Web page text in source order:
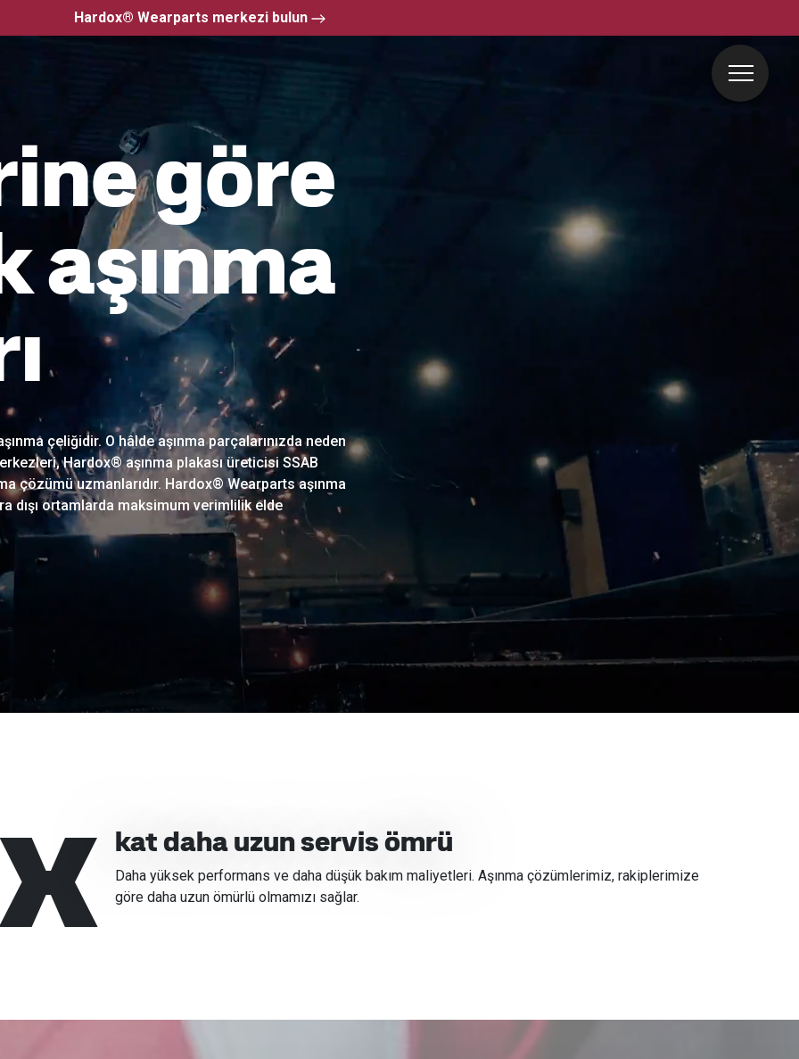
Hardox® Wearparts merkezi bulun
göre
aşınma
çeliğidir. O hâlde aşınma parçalarınızda neden
Hardox® aşınma plakası üreticisi SSAB
çözümü uzmanlarıdır. Hardox® Wearparts aşınma
dışı ortamlarda maksimum verimlilik elde
x kat daha uzun servis ömrü
Daha yüksek performans ve daha düşük bakım maliyetleri. Aşınma çözümlerimiz, rakiplerimize
göre daha uzun ömürlü olmamızı sağlar.